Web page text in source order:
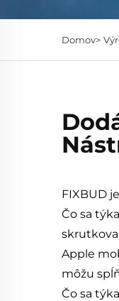
Domov>
FIXBUD
Čo sa
Apple
môžu
Čo sa